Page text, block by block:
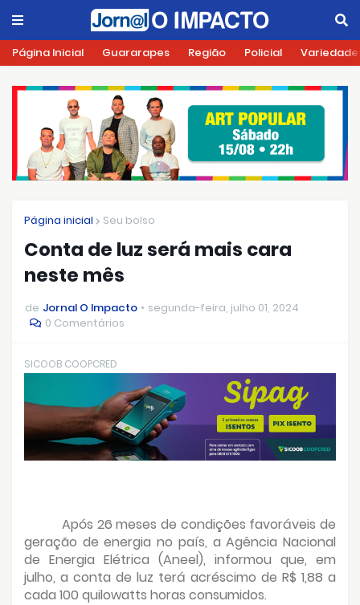
Página Inicial Guararapes Região Policial
Página inicial Seu bolso
Conta de luz será mais cara
neste mês
de Jornal O Impacto
segunda-feira, julho 01, 2024
0 Comentários
SICOOB COOPCRED
Após 26 meses de condições favoráveis de
geração de energia no país, a Agência Nacional
de Energia Elétrica (Aneel), informou que, em
julho, a conta de luz terá acréscimo de R$ 1,88 a
cada 100 quilowatts horas consumidos.